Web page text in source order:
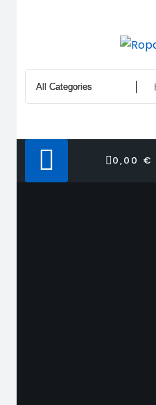
0,00 €